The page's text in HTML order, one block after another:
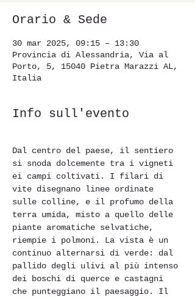
Orario & Sede
30 mar 2025, 09:15 – 13:30
Provincia di Alessandria, Via al
Porto, 5, 15040 Pietra Marazzi AL,
Italia
Info sull'evento
Dal centro del paese, il sentiero
si snoda dolcemente tra i vigneti
ei campi coltivati. I filari di
vite disegnano linee ordinate
sulle colline, e il profumo della
terra umida, misto a quello delle
piante aromatiche selvatiche,
riempie i polmoni. La vista è un
continuo alternarsi di verde: dal
pallido degli ulivi al più intenso
dei boschi di querce e castagni
che punteggiano il paesaggio. Il